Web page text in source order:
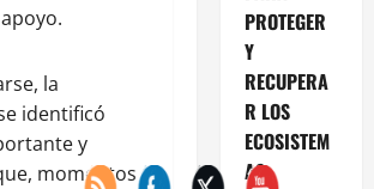
la
identificó
y
momentos
PROTEGER
Y
RECUPERA
R LOS
ECOSISTEM
AS